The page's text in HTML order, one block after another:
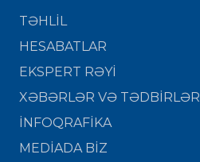
TƏHLİL
HESABATLAR
EKSPERT RƏYİ
XƏBƏRLƏR VƏ TƏDBİRLƏR
İNFOQRAFİKA
MEDİADA BİZ